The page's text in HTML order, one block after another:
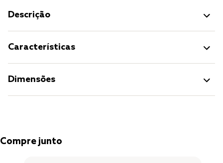
Descrição
Características
Dimensões
Compre junto